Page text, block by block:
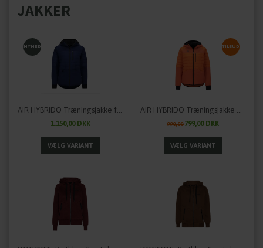
JAKKER
NYHED
AIR HYBRIDO Træningsjakke fra HUNDLANDS - Ny Version
1.150,00 DKK
TILBUD
AIR HYBRIDO Træningsjakke V.1 fra HUNDLANDS
990,00799,00 DKK